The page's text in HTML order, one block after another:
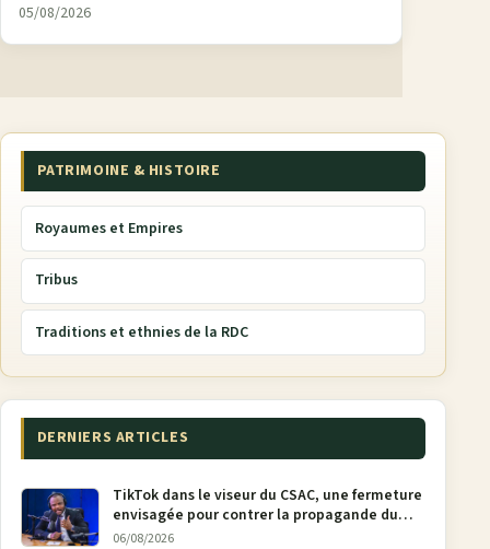
05/08/2026
PATRIMOINE & HISTOIRE
Royaumes et Empires
Tribus
Traditions et ethnies de la RDC
DERNIERS ARTICLES
TikTok dans le viseur du CSAC, une fermeture
envisagée pour contrer la propagande du
M23
06/08/2026